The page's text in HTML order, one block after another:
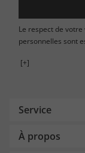
Le respect de
personnelles sont
[+]
Service
À propos